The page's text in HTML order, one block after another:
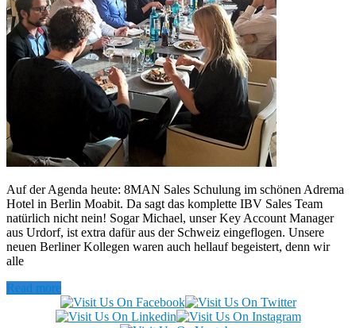
Auf der Agenda heute: 8MAN Sales Schulung im schönen Adrema
Hotel in Berlin Moabit. Da sagt das komplette IBV Sales Team
natürlich nicht nein! Sogar Michael, unser Key Account Manager
aus Urdorf, ist extra dafür aus der Schweiz eingeflogen. Unsere
neuen Berliner Kollegen waren auch hellauf begeistert, denn wir
alle
Read more